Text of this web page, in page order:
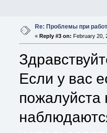
Re: Проблемы при
« Reply #3 on: February 20,
Если у вас